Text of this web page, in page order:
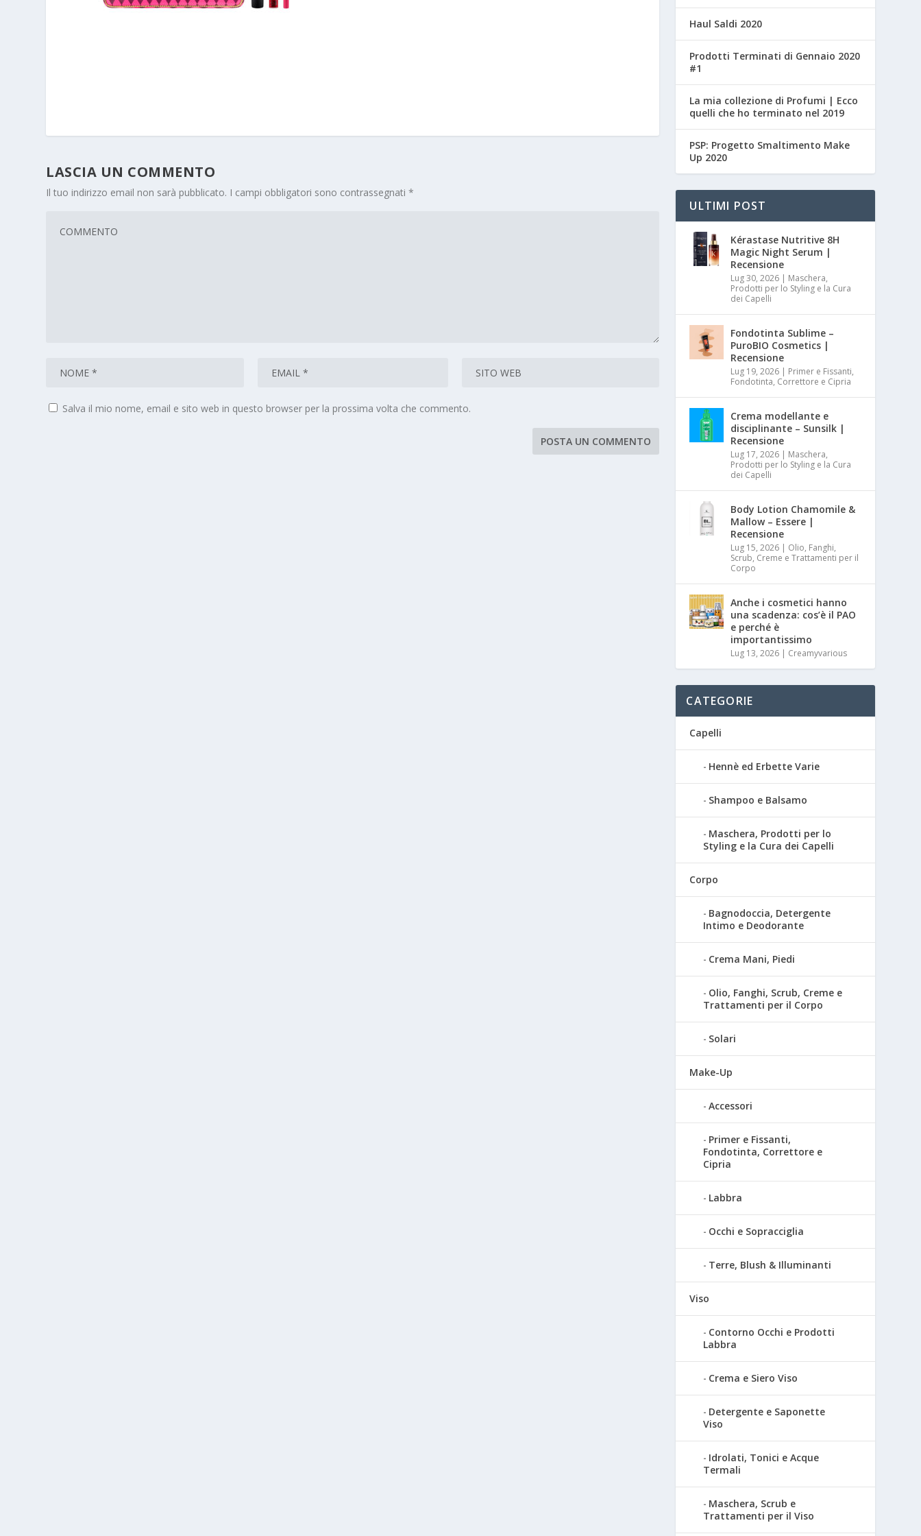
LASCIA UN COMMENTO
Il tuo indirizzo email non sarà pubblicato. I campi obbligatori sono contrassegnati*
Salva il mio nome, email e sito web in questo browser per la prossima volta che commento.
Haul Saldi 2020
Prodotti Terminati di Gennaio 2020
#1
La mia collezione di Profumi | Ecco
quelli che ho terminato nel 2019
PSP: Progetto Smaltimento Make
Up 2020
ULTIMI POST
Kérastase Nutritive 8H
Magic Night Serum |
Recensione
Lug 30, 2026 | Maschera,
Prodotti per lo Styling e la Cura
dei Capelli
Fondotinta Sublime –
PuroBIO Cosmetics |
Recensione
Lug 19, 2026 | Primer e Fissanti,
Fondotinta, Correttore e Cipria
Crema modellante e
disciplinante – Sunsilk |
Recensione
Lug 17, 2026 | Maschera,
Prodotti per lo Styling e la Cura
dei Capelli
Body Lotion Chamomile &
Mallow – Essere |
Recensione
Lug 15, 2026 | Olio, Fanghi,
Scrub, Creme e Trattamenti per il
Corpo
Anche i cosmetici hanno
una scadenza: cos’è il PAO
e perché è
importantissimo
Lug 13, 2026 | Creamyvarious
CATEGORIE
Capelli
Hennè ed Erbette Varie
Shampoo e Balsamo
Maschera, Prodotti per lo
Styling e la Cura dei Capelli
Corpo
Bagnodoccia, Detergente
Intimo e Deodorante
Crema Mani, Piedi
Olio, Fanghi, Scrub, Creme e
Trattamenti per il Corpo
Solari
Make-Up
Accessori
Primer e Fissanti,
Fondotinta, Correttore e
Cipria
Labbra
Occhi e Sopracciglia
Terre, Blush & Illuminanti
Viso
Contorno Occhi e Prodotti
Labbra
Crema e Siero Viso
Detergente e Saponette
Viso
Idrolati, Tonici e Acque
Termali
Maschera, Scrub e
Trattamenti per il Viso